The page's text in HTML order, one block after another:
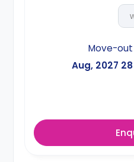
Move-out
28 Aug, 2027